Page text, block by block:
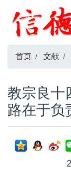
首页 文献
教宗良十
路在于负